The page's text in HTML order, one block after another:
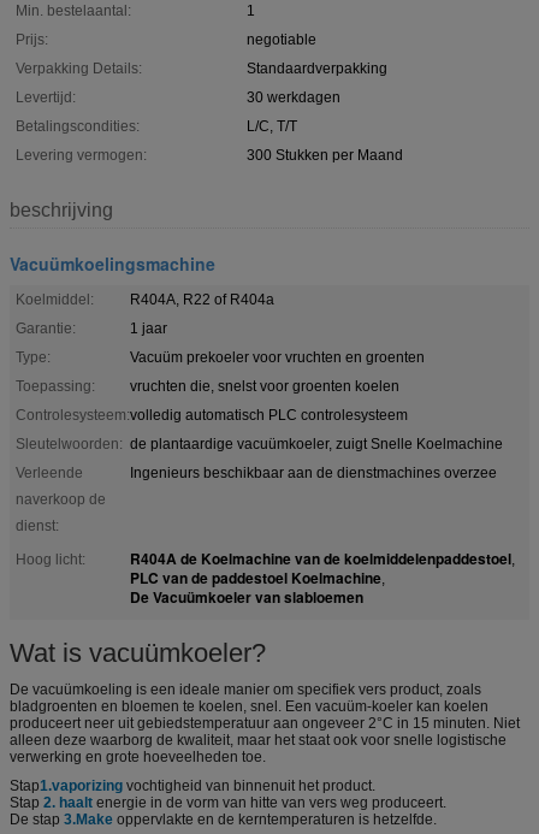
Min. bestelaantal:
1
Prijs:
negotiable
Verpakking Details:
Standaardverpakking
Levertijd:
30 werkdagen
Betalingscondities:
L/C, T/T
Levering vermogen:
300 Stukken per Maand
beschrijving
Vacuümkoelingsmachine
Koelmiddel:
R404A, R22 of R404a
Garantie:
1 jaar
Type:
Vacuüm prekoeler voor vruchten en groenten
Toepassing:
vruchten die, snelst voor groenten koelen
Controlesysteem:volledig automatisch PLC controlesysteem
Sleutelwoorden: de plantaardige vacuümkoeler, zuigt Snelle Koelmachine
Verleende
naverkoop de
dienst:
Ingenieurs beschikbaar aan de dienstmachines overzee
Hoog licht: R404A de Koelmachine van de koelmiddelenpaddestoel,
PLC van de paddestoel Koelmachine,
De Vacuümkoeler van slabloemen
Wat is vacuümkoeler?
De vacuümkoeling is een ideale manier om specifiek vers product, zoals
bladgroenten en bloemen te koelen, snel. Een vacuüm-koeler kan koelen
produceert neer uit gebiedstemperatuur aan ongeveer 2°C in 15 minuten. Niet
alleen deze waarborg de kwaliteit, maar het staat ook voor snelle logistische
verwerking en grote hoeveelheden toe.
Stap1.vaporizing vochtigheid van binnenuit het product.
Stap 2. haalt energie in de vorm van hitte van vers weg produceert.
De stap 3.Make oppervlakte en de kerntemperaturen is hetzelfde.